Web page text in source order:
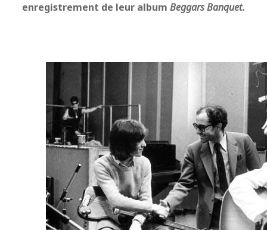
enregistrement de leur albumBeggars Banquet.